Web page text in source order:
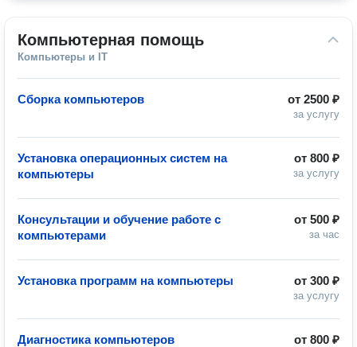
Компьютерная помощь
Компьютеры и IT
от 2500 ₽
за услугу
Сборка компьютеров
от 800 ₽
за услугу
Установка операционных систем на
компьютеры
от 500 ₽
за час
Консультации и обучение работе с
компьютерами
от 300 ₽
за услугу
Установка программ на компьютеры
от 800 ₽
Диагностика компьютеров